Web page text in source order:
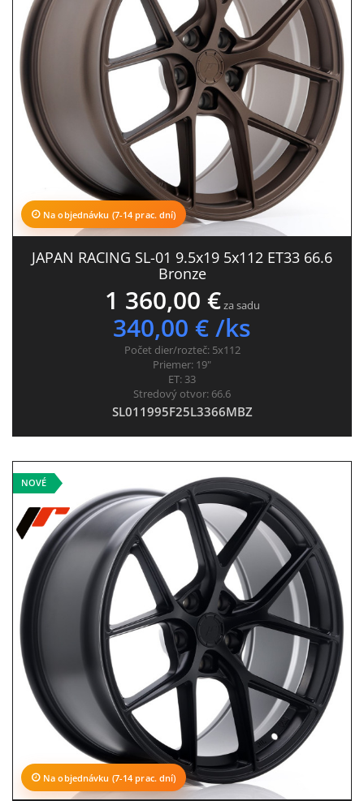
Na objednávku (7-14 prac. dní)
JAPAN RACING SL-01 9.5x19 5x112 ET33 66.6
Bronze
1 360,00 €za sadu
340,00 € /ks
Počet dier/rozteč: 5x112
Priemer: 19"
ET: 33
Stredový otvor: 66.6
SL011995F25L3366MBZ
NOVÉ
Na objednávku (7-14 prac. dní)